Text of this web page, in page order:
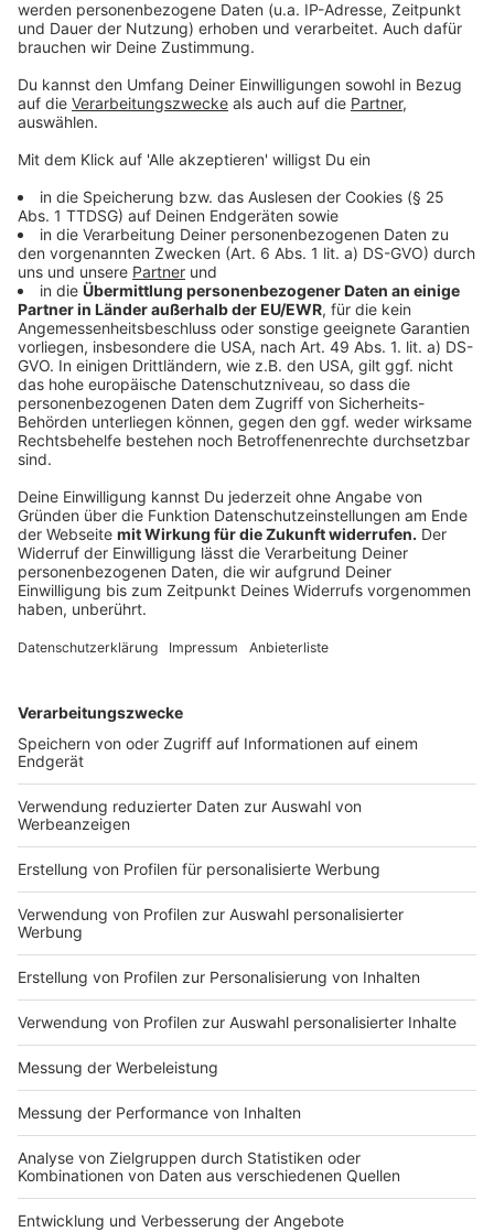
©picture alliance/dpa | Sina Schuldt
Union und SPD haben sich in ersten
Sondierungsgesprächen darauf verständigt, viele
die Deutsche Bahn etwas mehr auf Vordermann
Anzeige
Reaktionen auf Koalitionspläne zur
Infrastrukturfinanzierung
Anzeige
Die Ankündigung der möglichen Koalitionspartner,
der maroden Infrastruktur aufnehmen zu wollen, wurde
grundsätzlich positiv aufgenommen. Investitionen in
Straßen, schnelles Internet und Verteidigung sind aus
Sicht der Wirtschaft essenziell. Allerdings heben die
Unternehmensverbände hervor
Rahmenbedingungen geschaffen werden müssen, die
Die Befürchtung ist, dass trotz verbesserter
Infrastruktur die Industrie nicht in der Lage sein
könnte, ausreichend zu wachsen und die notwendigen
Mittel zu erwirtschaften, um die neu aufgenommenen
Schulden zu bedienen. Die Unternehmerverbände
betonen, dass ohne eine signifikante Verbesserung der
wirtschaftlichen Rahmenbedingungen die langfristigen
Ziele der Schuldenrückzahlung und des
Wirtschaftswachstums gefährdet sind.
Anzeige